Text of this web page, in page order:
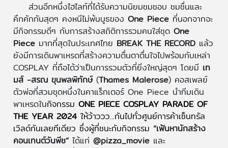
ส่วนอีกหนึ่งไฮไลท์ที่ได้รับความนิยมชมชอบ ชมชื่นและ
คึกคักกันสุดๆ คงหนีไม่พ้นบูธของ One Pieceที่นอกจากจะ
มีกิจกรรมดีๆ กับการสร้างสถิติการรวมคนใส่ชุด One
Piece มากที่สุดในประเทศไทย BREAK THE RECORDแล้ว
ยังมีการเดินพาเหรดที่สร้างความตื่นตาตื่นใจไปพร้อมกับเหล่า
COSPLAY ที่ถือได้ว่าเป็นการรวมตัวที่ยิ่งใหญ่สุดๆ โดยมี เท
มส์ -สรณ​ ขุนพลพิทักษ์ (Thames Malerose) คอสเพลย์
ตัวพ่อที่สวมชุดหนึ่งในคาแร็กเตอร์ One Piece นำทีมเดิน
พาเหรดในกิจกรรม ONE PIECE COSPLAY PARADE OF
THE YEAR 2024 ให้ว้าววว...กันไปทั่วศูนย์การค้าเซ็นทรัล
เวิลด์กันเลยทีเดียว ซึ่งผู้ที่ชนะกับกิจกรรม “เฟ้นหานักสร้าง
คอนเทนต์วันพีช”ได้แก่ @pizza_movieและ